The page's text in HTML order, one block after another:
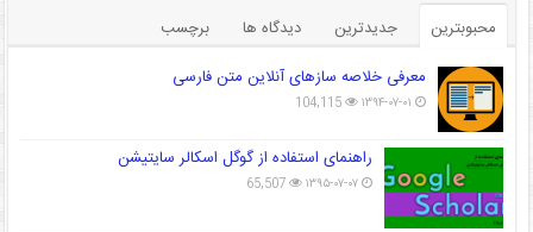
محبوبترین جدیدترین دیدگاه ها
برچسب
معرفی خلاصه سازهای آنلاین متن فارسی
۱۳۹۴-۰۷-۰۱ 104,115
راهنمای استفاده از گوگل اسکالر سایتیشن
۱۳۹۵-۰۷-۰۷ 65,507